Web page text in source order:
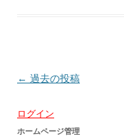
投
ナ
← 過去の投稿
ログイン
ホームページ管理